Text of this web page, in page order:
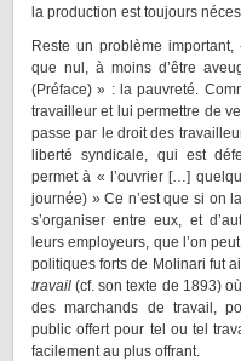
la production est toujours
Reste un problème
que nul, à moins d’être
(Préface) » : la pauvreté.
travailleur et lui permettre de
passe par le droit des
liberté syndicale, qui est
permet à « l’ouvrier […]
journée) » Ce n’est que si on
s’organiser entre eux, et
leurs employeurs, que l’on
politiques forts de Molinari fut
travail (cf. son texte de 1893)
des marchands de travail,
public offert pour tel ou tel
facilement au plus offrant.